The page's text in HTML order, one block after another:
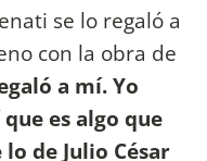
se lo regaló a
con la obra de
a mí. Yo
es algo que
de Julio César